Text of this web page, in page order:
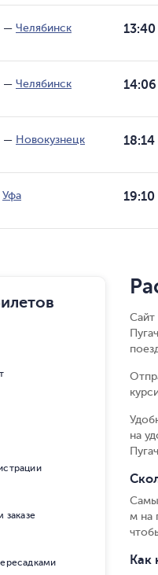
— Челябинск 13:40
— Челябинск 14:06
— Новокузнецк 18:14
Уфа 19:10
Сайт
на
м на
Как
заказе